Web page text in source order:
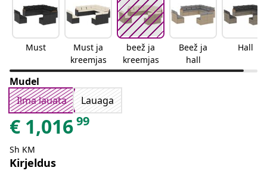
Must
Must ja
kreemjas
beež ja
kreemjas
Beež ja
hall
Hall
Mudel
Ilma lauata
Lauaga
€ 1,01699
Sh KM
Kirjeldus